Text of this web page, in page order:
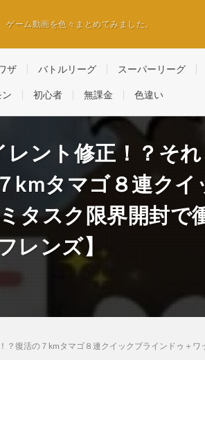
ゲーム動画を色々まとめてみました。
ザ バトルリーグ スーパーリーグ
ン 初心者 無課金 色違い
レント修正！？そ
kmタマゴ８連クイ
タスク限界開封で
レンズ】
？復活の７kmタマゴ８連クイックブラインドゥ＋